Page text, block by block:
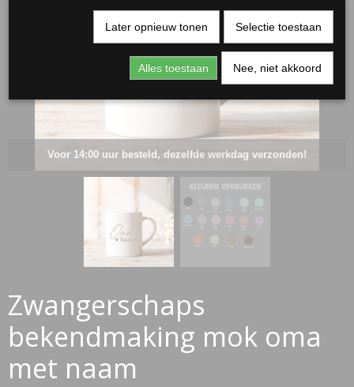
Voor 14:00 uur besteld, dezelfde werkdag verzonden!
Zwangerschaps
bekendmaking mok oma
met naam
Later opnieuw tonen Selectie toestaan
Alles toestaan Nee, niet akkoord